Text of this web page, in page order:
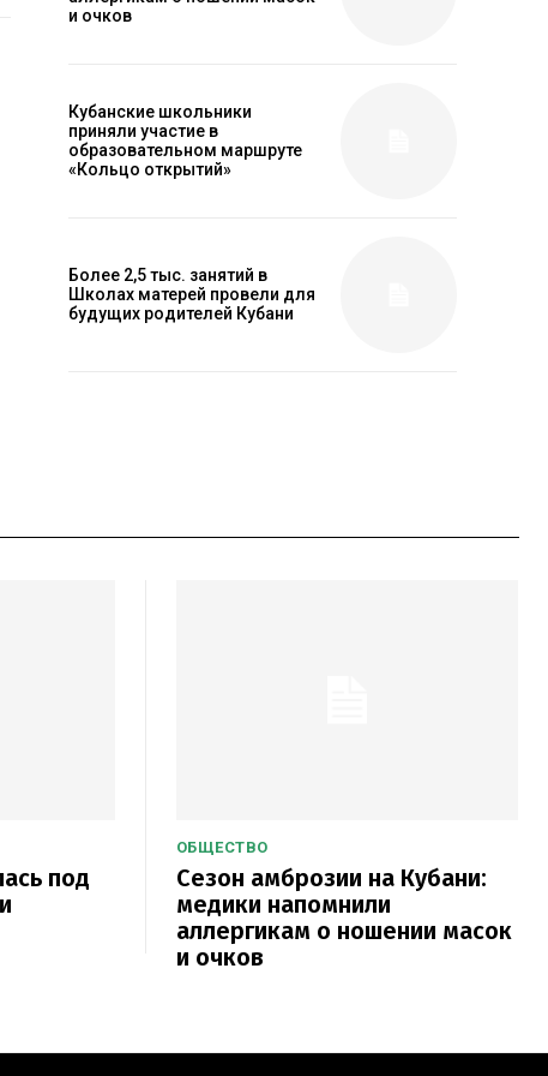
и очков
Кубанские школьники
приняли участие в
образовательном маршруте
«Кольцо открытий»
Более 2,5 тыс. занятий в
Школах матерей провели для
будущих родителей Кубани
под
ОБЩЕСТВО
Сезон амброзии на Кубани:
медики напомнили
аллергикам о ношении масок
и очков